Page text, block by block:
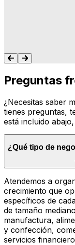
Preguntas
¿Necesitas saber
tienes preguntas,
está incluido
¿Qué tipo de
Atendemos a
crecimiento que
específicos de
de tamaño
manufactura,
y confección,
servicios